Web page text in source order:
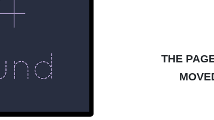
THE